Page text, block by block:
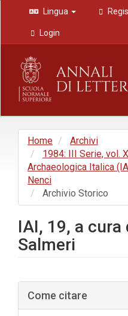
Navigazione
principale
Contenuto
principale
Barra
laterale
Lingua
Login
Home
Archivi
1984: III Serie, vol.
Archaeologica Italica
Nenci
Archivio Storico
IAI, 19, a cura
Salmeri
Barra
laterale
Come citare